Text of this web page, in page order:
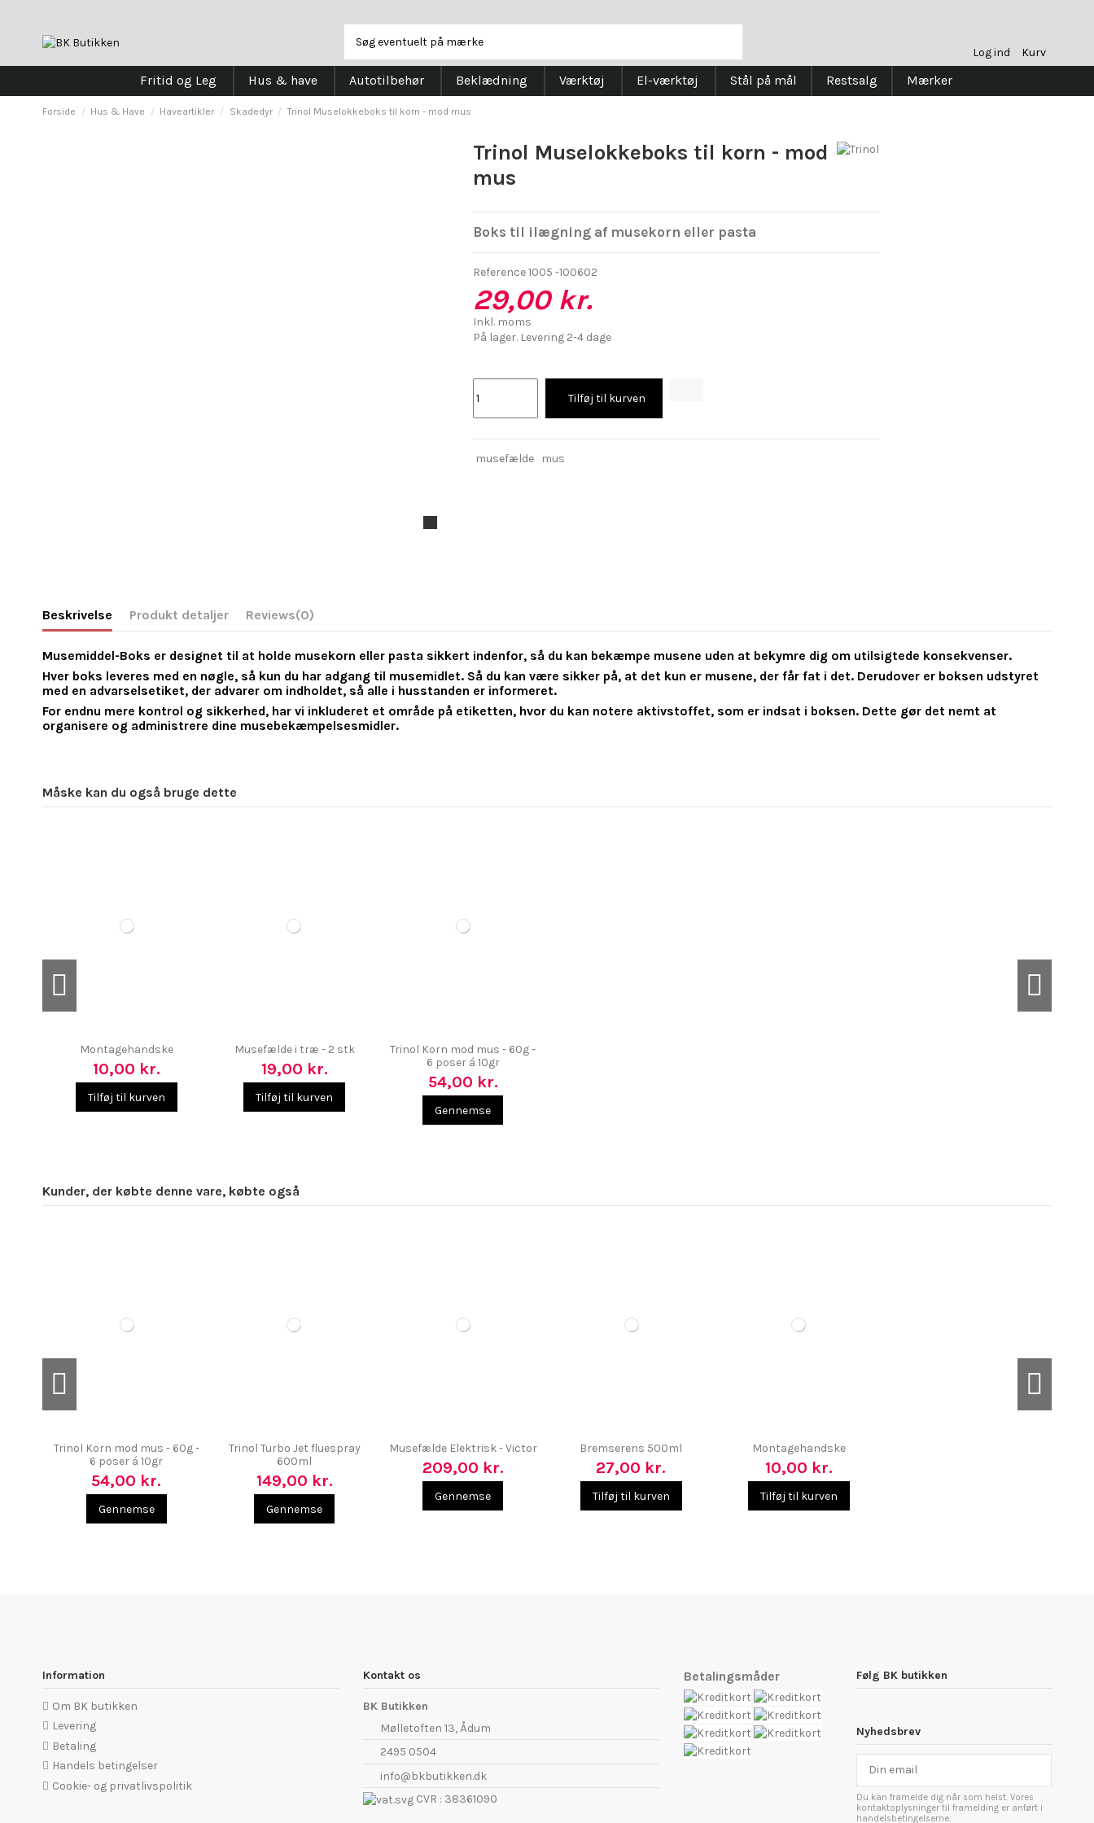
Log ind Kurv
Fritid og Leg Hus & have Autotilbehør Beklædning Værktøj El-værktøj Stål på mål Restsalg Mærker
Forside Hus & Have Haveartikler Skadedyr Trinol Muselokkeboks til korn - mod mus
Trinol Muselokkeboks til korn - mod
mus
Boks til ilægning af musekorn eller pasta
Reference1005 -100602
29,00 kr.
Inkl. moms
På lager. Levering 2-4 dage
Tilføj til kurven
musefælde mus
Beskrivelse Produkt detaljer Reviews(0)
Musemiddel-Boks er designet til at holde musekorn eller pasta sikkert indenfor, så du kan bekæmpe musene uden at bekymre dig om utilsigtede konsekvenser.
Hver boks leveres med en nøgle, så kun du har adgang til musemidlet. Så du kan være sikker på, at det kun er musene, der får fat i det. Derudover er boksen udstyret
med en advarselsetiket, der advarer om indholdet, så alle i husstanden er informeret.
For endnu mere kontrol og sikkerhed, har vi inkluderet et område på etiketten, hvor du kan notere aktivstoffet, som er indsat i boksen. Dette gør det nemt at
organisere og administrere dine musebekæmpelsesmidler.
Måske kan du også bruge dette
Montagehandske
10,00 kr.
Tilføj til kurven
Musefælde i træ - 2 stk
19,00 kr.
Tilføj til kurven
Trinol Korn mod mus - 60g -
6 poser á 10gr
54,00 kr.
Gennemse
Kunder, der købte denne vare, købte også
Trinol Korn mod mus - 60g -
6 poser á 10gr
54,00 kr.
Gennemse
Trinol Turbo Jet fluespray
600ml
149,00 kr.
Gennemse
Musefælde Elektrisk - Victor
209,00 kr.
Gennemse
Bremserens 500ml
27,00 kr.
Tilføj til kurven
Montagehandske
10,00 kr.
Tilføj til kurven
Information
Om BK butikken
Levering
Betaling
Handels betingelser
Cookie- og privatlivspolitik
Kontakt os
BK Butikken
Mølletoften 13, Ådum
2495 0504
info@bkbutikken.dk
CVR : 38361090
Betalingsmåder Følg BK butikken
Nyhedsbrev
Du kan framelde dig når som helst. Vores
kontaktoplysninger til framelding er anført i
handelsbetingelserne.